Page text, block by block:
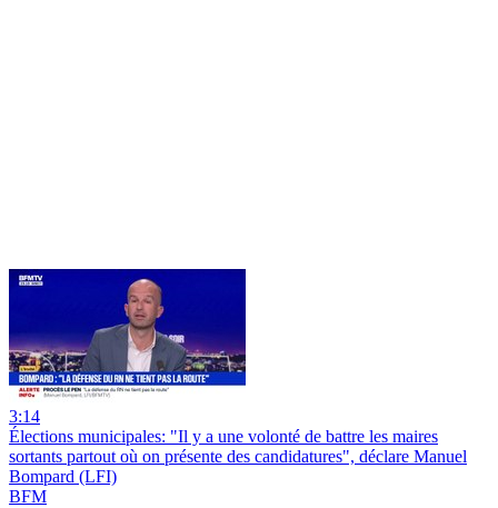
3:14
Élections municipales: "Il y a une volonté de battre les maires
sortants partout où on présente des candidatures", déclare Manuel
Bompard (LFI)
BFM